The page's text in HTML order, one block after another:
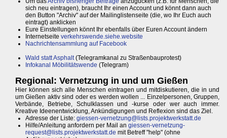
sich neu eintragen), braucht Ihr einen Account und könnt dann auch
den Button "Archiv" auf der Mailinglistenseite (die, wo Ihr Euch auch
eintragt) anklicken
Eure Einstellungen könnt Ihr ebenfalls über Euren Account ändern
Internetseite verkehrswende.siehe.website
Nachrichtensammlung auf Facebook
Wald statt Asphalt(Telegramkanal zu Straßenbauprotest)
Infokanal Möbilitätswende (Telegram)
Regional: Vernetzung in und um Gießen
Hier können sich alle Menschen eintragen und mitdiskutieren, die in und
um Gießen aktiv sind oder es werden wollen ... Einzelpersonen, Gruppen,
Verbände, Betriebe, Schulklassen und -kurse oder wer auch immer.
Kreative Ideenentwicklung, Ankündigungen und Reflexion sind das Ziel.
Adresse der Liste: giessen-vernetzung@lists.projektwerkstatt.de
Hilfe/Anleitung anfordern per Mail an giessen-vernetzung-
request@lists.projektwerkstatt.de mit Betreff "help" (ohne